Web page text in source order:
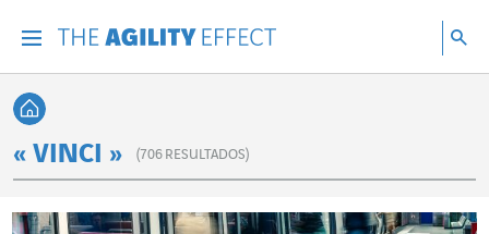
Volver a Inicio
« VINCI » (706 RESULTADOS)